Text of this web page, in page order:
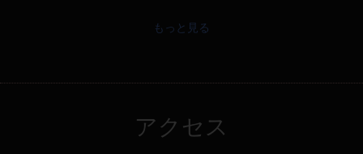
もっと見る
アクセス